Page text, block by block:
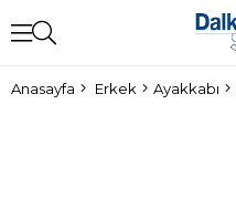
Anasayfa Erkek Ayakkabı